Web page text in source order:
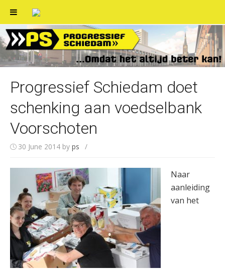
Skip
to
content
Progressief Schiedam doet
schenking aan voedselbank
Voorschoten
30 June 2014 by ps /
Naar
aanleiding
van het